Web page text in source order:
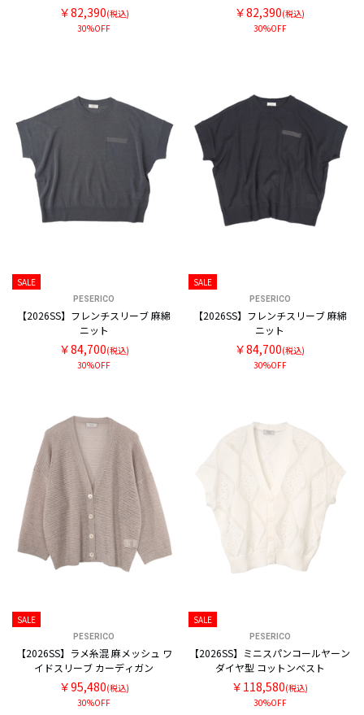
￥82,390(税込)
30%OFF
￥82,390(税込)
30%OFF
SALE
PESERICO
【2026SS】フレンチスリーブ 麻綿
ニット
￥84,700(税込)
30%OFF
SALE
PESERICO
【2026SS】フレンチスリーブ 麻綿
ニット
￥84,700(税込)
30%OFF
SALE
PESERICO
【2026SS】ラメ糸混 麻メッシュ ワ
イドスリーブ カーディガン
￥95,480(税込)
30%OFF
SALE
PESERICO
【2026SS】ミニスパンコールヤーン
ダイヤ型 コットンベスト
￥118,580(税込)
30%OFF